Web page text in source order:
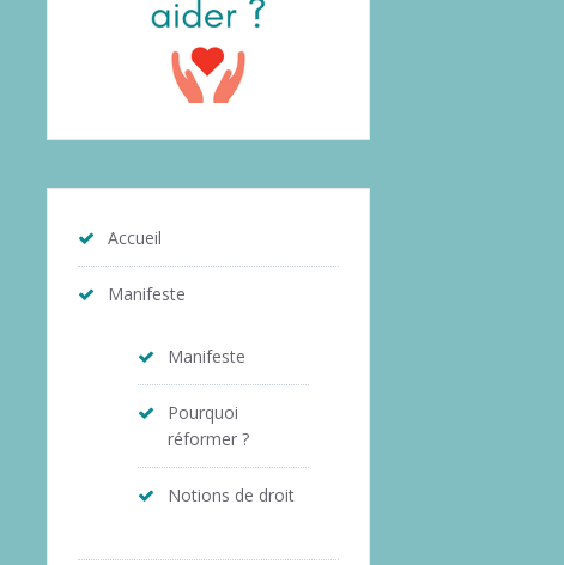
Accueil
Manifeste
Manifeste
Pourquoi
réformer ?
Notions de droit